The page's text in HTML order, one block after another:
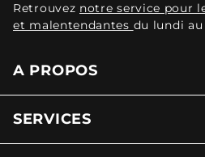
Retrouvez notre service pour
et malentendantes du lundi au
A PROPOS
SERVICES